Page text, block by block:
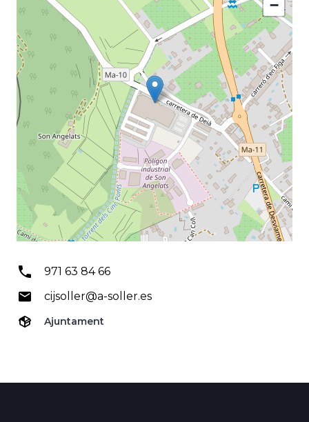
971 63 84 66
cijsoller@a-soller.es
Ajuntament
−